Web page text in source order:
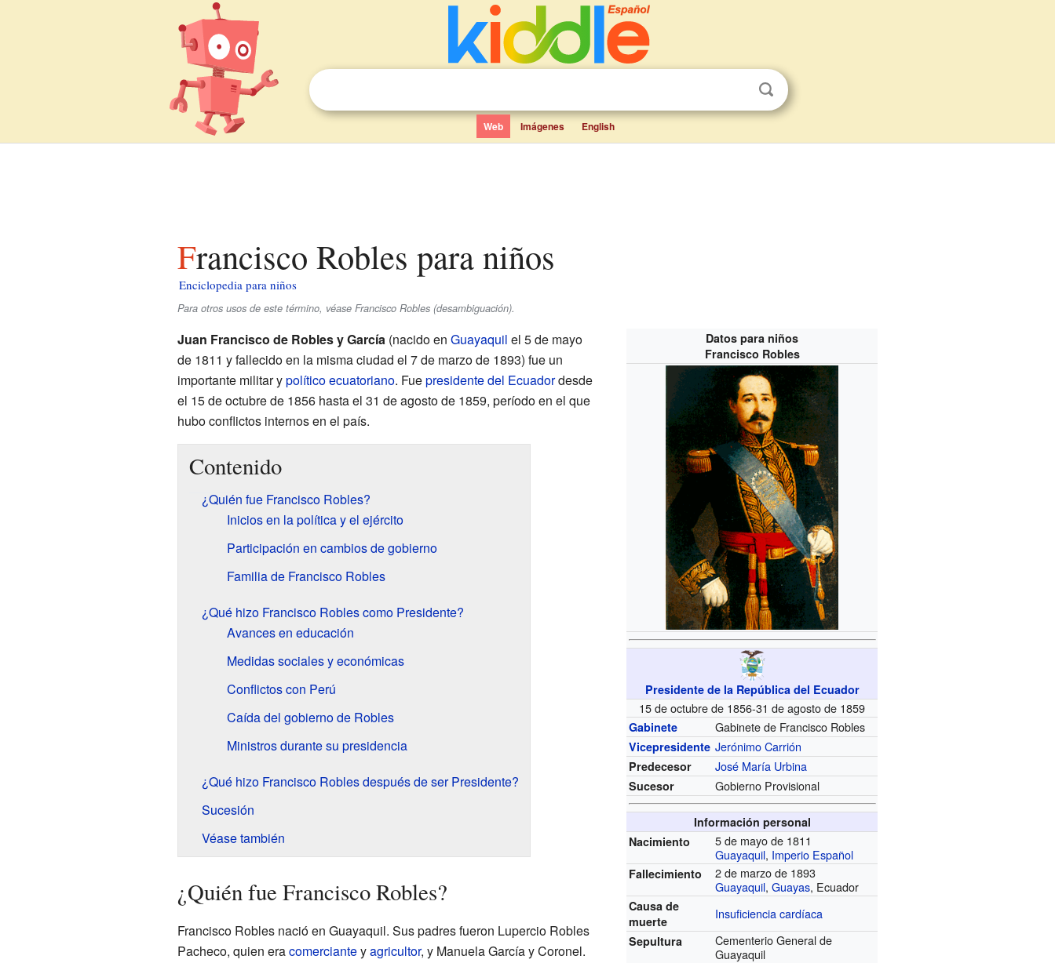
Web Imágenes English
Francisco Robles para niños
Enciclopedia para niños
Para otros usos de este término, véase Francisco Robles (desambiguación).
Datos para niños
Francisco Robles
Presidente de la República del Ecuador
15 de octubre de 1856-31 de agosto de 1859
Gabinete Gabinete de Francisco Robles
Vicepresidente Jerónimo Carrión
Predecesor José María Urbina
Sucesor Gobierno Provisional
Información personal
Nacimiento
5 de mayo de 1811
Guayaquil, Imperio Español
Fallecimiento
2 de marzo de 1893
Guayaquil,Guayas, Ecuador
Causa de
muerte
Insuficiencia cardíaca
Sepultura
Cementerio General de
Guayaquil
Juan Francisco de Robles y García(nacido en Guayaquil el 5 de mayo
de 1811 y fallecido en la misma ciudad el 7 de marzo de 1893) fue un
importante militar ypolíticoecuatoriano. Fuepresidente del Ecuadordesde
el 15 de octubre de 1856 hasta el 31 de agosto de 1859, período en el que
hubo conflictos internos en el país.
Contenido
¿Quién fue Francisco Robles?
Inicios en la política y el ejército
Participación en cambios de gobierno
Familia de Francisco Robles
¿Qué hizo Francisco Robles como Presidente?
Avances en educación
Medidas sociales y económicas
Conflictos con Perú
Caída del gobierno de Robles
Ministros durante su presidencia
¿Qué hizo Francisco Robles después de ser Presidente?
Sucesión
Véase también
¿Quién fue Francisco Robles?
Francisco Robles nació en Guayaquil. Sus padres fueron Lupercio Robles
Pacheco, quien eracomercianteyagricultor, y Manuela García y Coronel.